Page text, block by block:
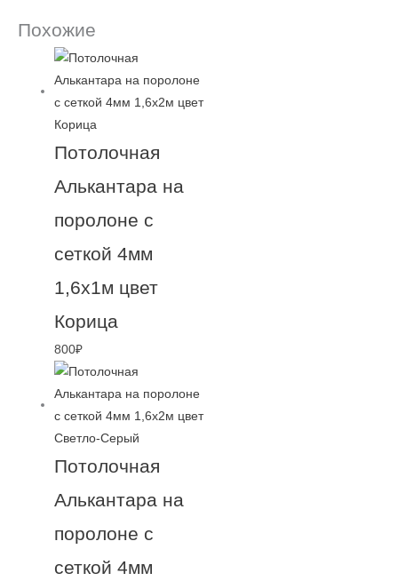
Похожие
Потолочная
Алькантара на
поролоне с
сеткой 4мм
1,6х1м цвет
Корица
800₽
Потолочная
Алькантара на
поролоне с
сеткой 4мм